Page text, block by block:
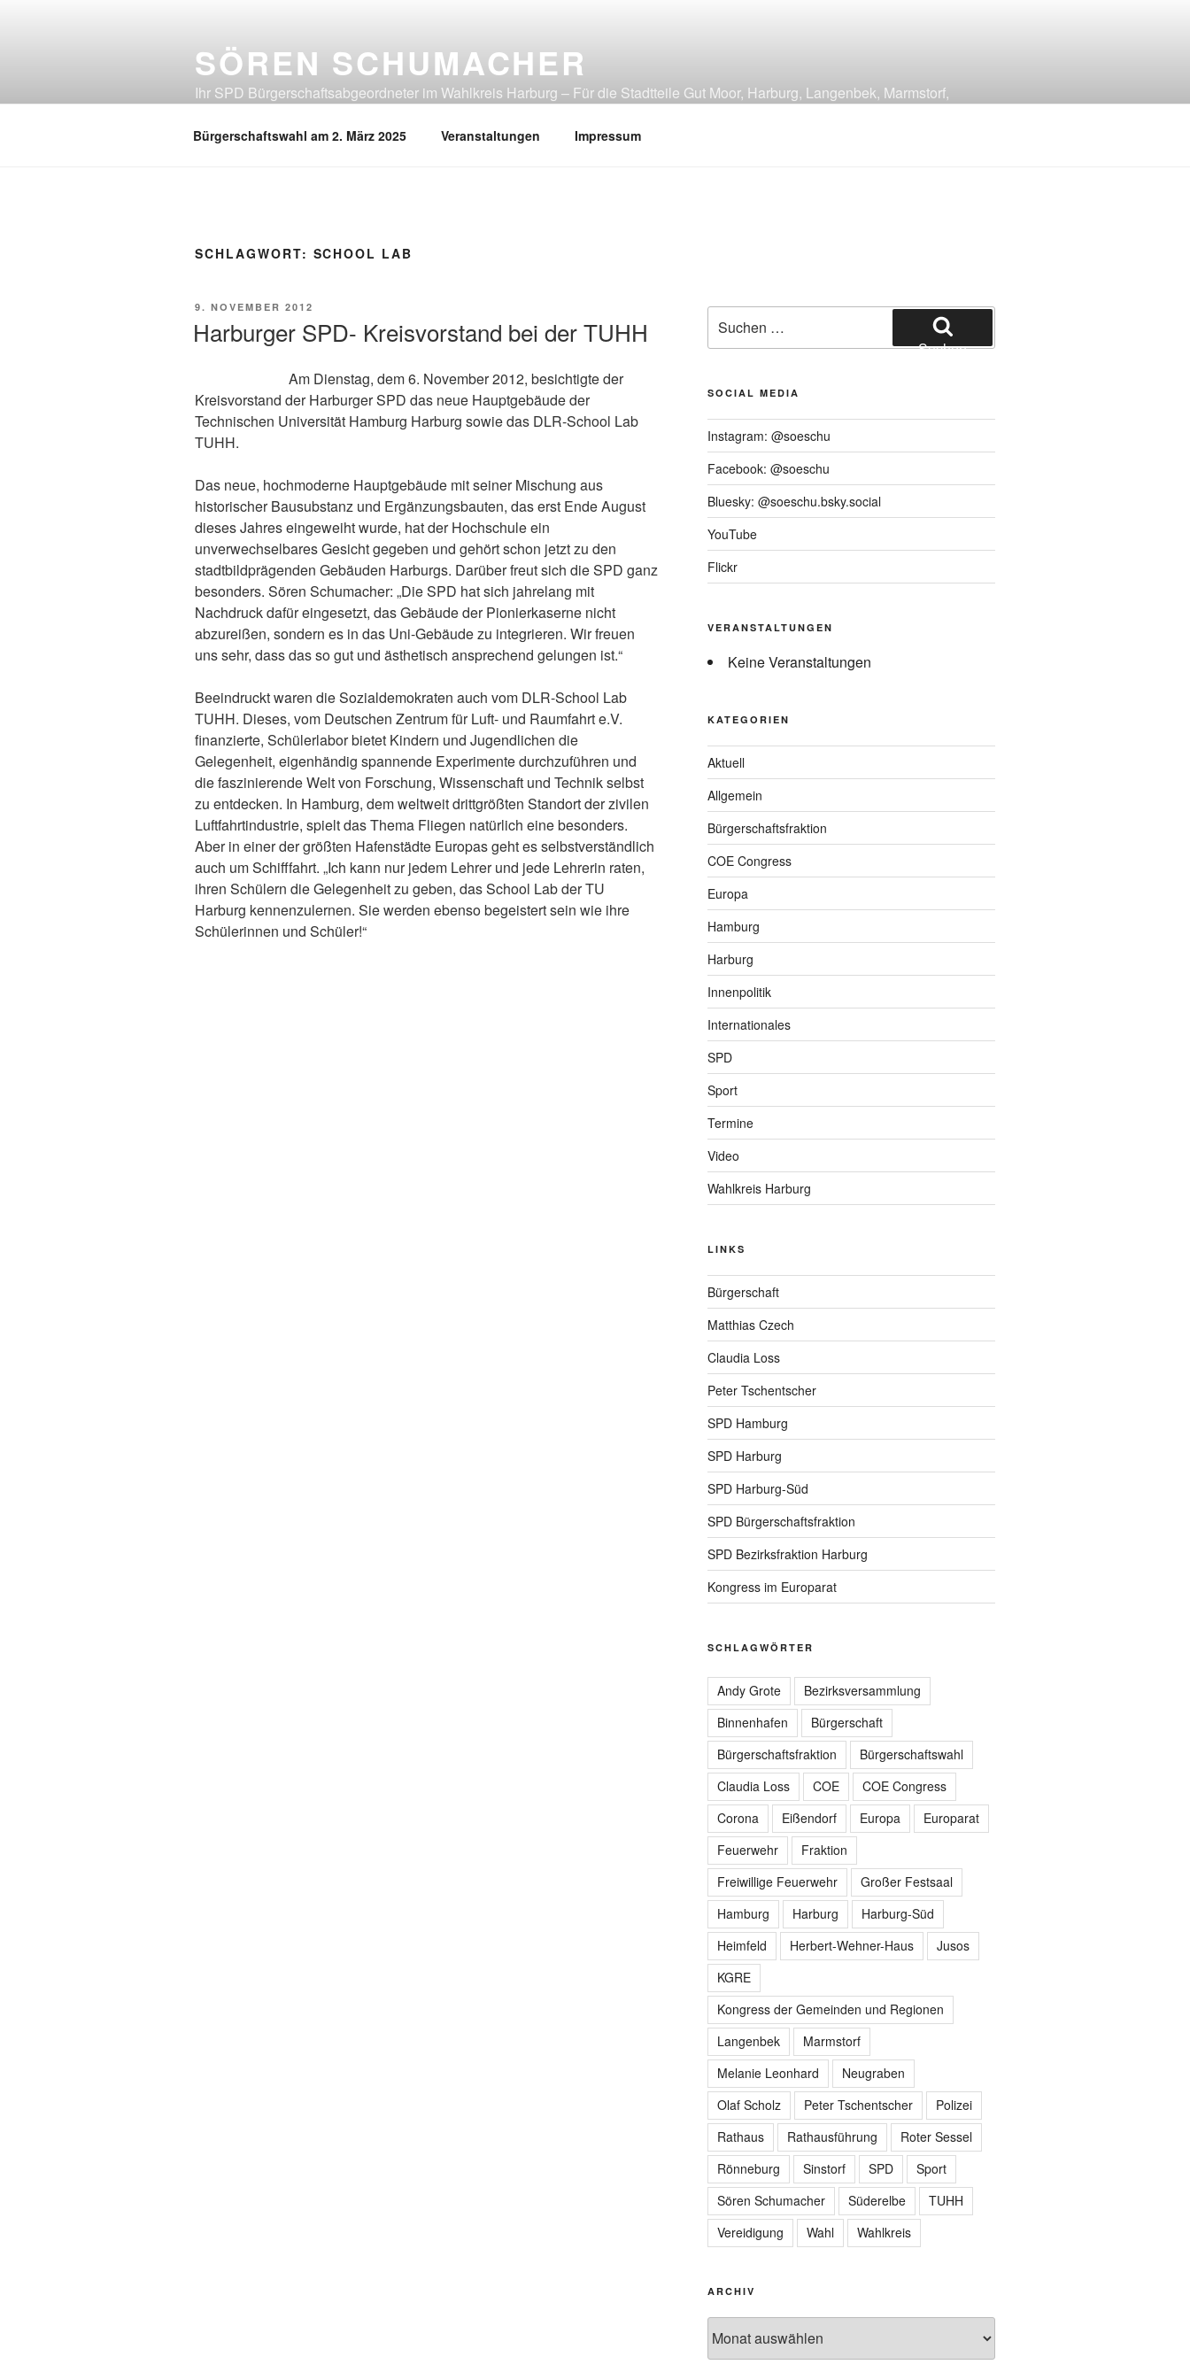
SÖREN SCHUMACHER
Ihr SPD Bürgerschaftsabgeordneter im Wahlkreis Harburg – Für die Stadtteile Gut Moor, Harburg, Langenbek, Marmstorf,
Bürgerschaftswahl am 2. März 2025 Veranstaltungen Impressum
SCHLAGWORT: SCHOOL LAB
VERÖFFENTLICHT
9. NOVEMBER 2012
Harburger SPD- Kreisvorstand bei der TUHH
Am Dienstag, dem 6. November 2012, besichtigte der
Kreisvorstand der Harburger SPD das neue Hauptgebäude der
Technischen Universität Hamburg Harburg sowie das DLR-School Lab
TUHH.
Das neue, hochmoderne Hauptgebäude mit seiner Mischung aus
historischer Bausubstanz und Ergänzungsbauten, das erst Ende August
dieses Jahres eingeweiht wurde, hat der Hochschule ein
unverwechselbares Gesicht gegeben und gehört schon jetzt zu den
stadtbildprägenden Gebäuden Harburgs. Darüber freut sich die SPD ganz
besonders. Sören Schumacher: „Die SPD hat sich jahrelang mit
Nachdruck dafür eingesetzt, das Gebäude der Pionierkaserne nicht
abzureißen, sondern es in das Uni-Gebäude zu integrieren. Wir freuen
uns sehr, dass das so gut und ästhetisch ansprechend gelungen ist.“
Beeindruckt waren die Sozialdemokraten auch vom DLR-School Lab
TUHH. Dieses, vom Deutschen Zentrum für Luft- und Raumfahrt e.V.
finanzierte, Schülerlabor bietet Kindern und Jugendlichen die
Gelegenheit, eigenhändig spannende Experimente durchzuführen und
die faszinierende Welt von Forschung, Wissenschaft und Technik selbst
zu entdecken. In Hamburg, dem weltweit drittgrößten Standort der zivilen
Luftfahrtindustrie, spielt das Thema Fliegen natürlich eine besonders.
Aber in einer der größten Hafenstädte Europas geht es selbstverständlich
auch um Schifffahrt. „Ich kann nur jedem Lehrer und jede Lehrerin raten,
ihren Schülern die Gelegenheit zu geben, das School Lab der TU
Harburg kennenzulernen. Sie werden ebenso begeistert sein wie ihre
Schülerinnen und Schüler!“
nach:
Suchen
SOCIAL MEDIA
Instagram: @soeschu
Facebook: @soeschu
Bluesky: @soeschu.bsky.social
YouTube
Flickr
VERANSTALTUNGEN
Keine Veranstaltungen
KATEGORIEN
Aktuell
Allgemein
Bürgerschaftsfraktion
COE Congress
Europa
Hamburg
Harburg
Innenpolitik
Internationales
SPD
Sport
Termine
Video
Wahlkreis Harburg
LINKS
Bürgerschaft
Matthias Czech
Claudia Loss
Peter Tschentscher
SPD Hamburg
SPD Harburg
SPD Harburg-Süd
SPD Bürgerschaftsfraktion
SPD Bezirksfraktion Harburg
Kongress im Europarat
SCHLAGWÖRTER
Andy Grote
Bezirksversammlung
Binnenhafen
Bürgerschaft
Bürgerschaftsfraktion
Bürgerschaftswahl
Claudia Loss
COE
COE Congress
Corona
Eißendorf Europa
Europarat
Feuerwehr
Fraktion
Freiwillige Feuerwehr
Großer Festsaal
Hamburg
Harburg
Harburg-Süd
Heimfeld
Herbert-Wehner-Haus
Jusos
KGRE
Kongress der Gemeinden und Regionen
Langenbek
Marmstorf
Melanie Leonhard
Neugraben
Olaf Scholz
Peter Tschentscher
Polizei
Rathaus
Rathausführung
Roter Sessel
Rönneburg
Sinstorf SPD
Sport
Sören Schumacher
Süderelbe
TUHH
Vereidigung
Wahl Wahlkreis
ARCHIV